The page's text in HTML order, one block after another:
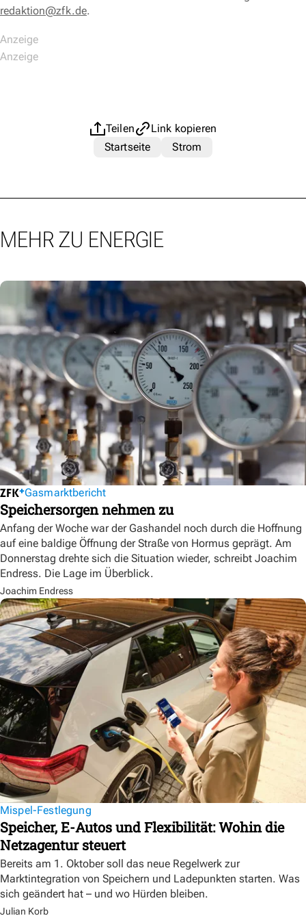
redaktion@zfk.de.
Teilen
Link kopieren
Startseite
Strom
MEHR ZU ENERGIE
Gasmarktbericht
Speichersorgen nehmen zu
Anfang der Woche war der Gashandel noch durch die Hoffnung
auf eine baldige Öffnung der Straße von Hormus geprägt. Am
Donnerstag drehte sich die Situation wieder, schreibt Joachim
Endress. Die Lage im Überblick.
Joachim Endress
Mispel-Festlegung
Speicher, E-Autos und Flexibilität: Wohin die
Netzagentur steuert
Bereits am 1. Oktober soll das neue Regelwerk zur
Marktintegration von Speichern und Ladepunkten starten. Was
sich geändert hat – und wo Hürden bleiben.
Julian Korb